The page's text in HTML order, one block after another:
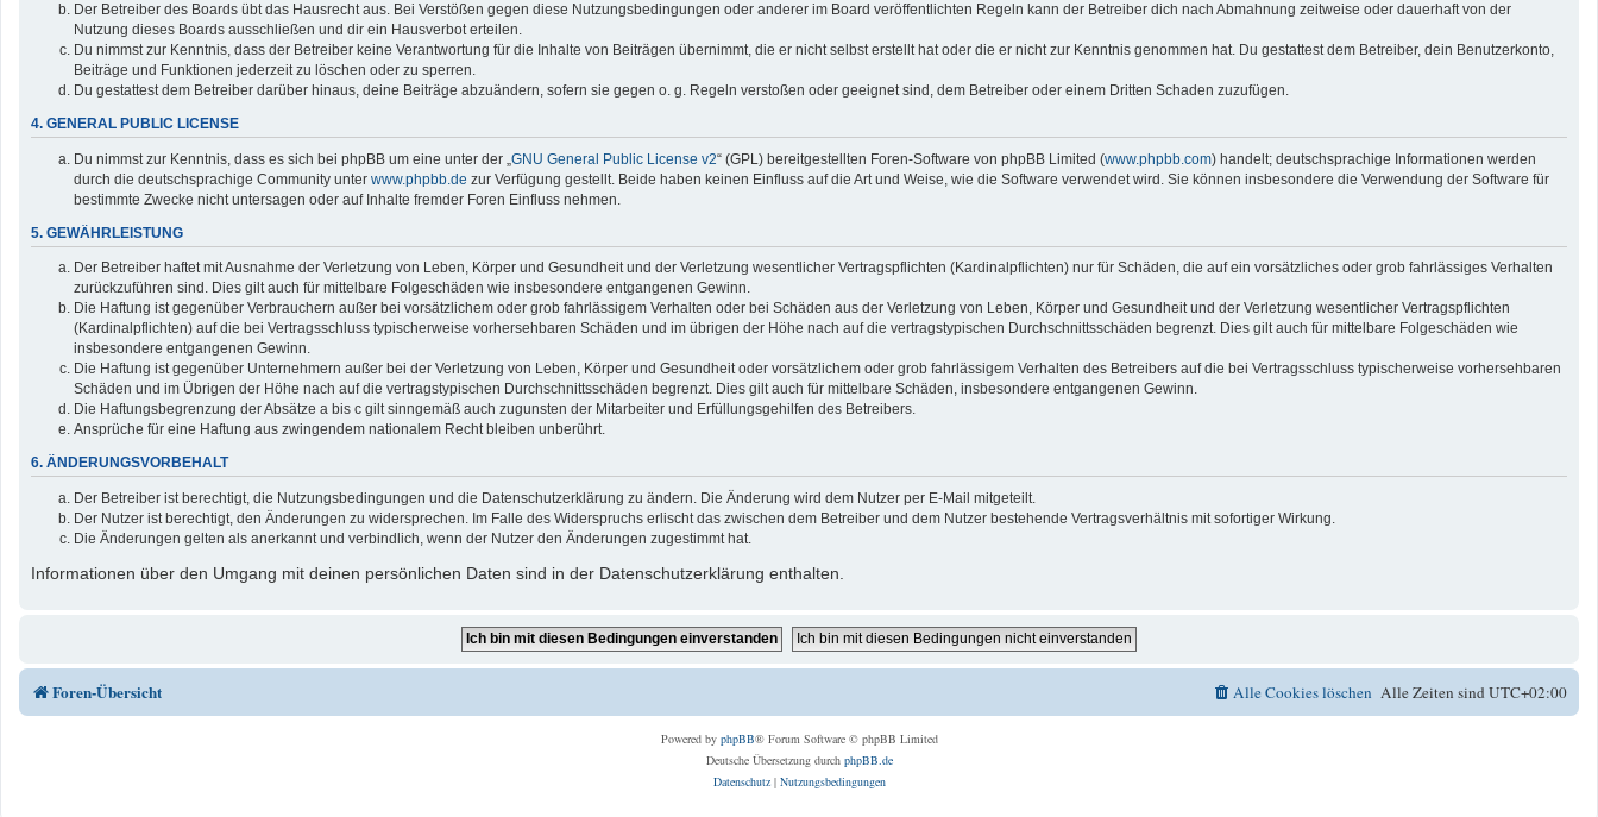
Der Betreiber des Boards übt das Hausrecht aus. Bei Verstößen gegen diese Nutzungsbedingungen oder anderer im Board veröffentlichten Regeln kann der Betreiber dich nach Abmahnung zeitweise oder dauerhaft von der
Nutzung dieses Boards ausschließen und dir ein Hausverbot erteilen.
Du nimmst zur Kenntnis, dass der Betreiber keine Verantwortung für die Inhalte von Beiträgen übernimmt, die er nicht selbst erstellt hat oder die er nicht zur Kenntnis genommen hat. Du gestattest dem Betreiber, dein Benutzerkonto,
Beiträge und Funktionen jederzeit zu löschen oder zu sperren.
Du gestattest dem Betreiber darüber hinaus, deine Beiträge abzuändern, sofern sie gegen o. g. Regeln verstoßen oder geeignet sind, dem Betreiber oder einem Dritten Schaden zuzufügen.
4. GENERAL PUBLIC LICENSE
Du nimmst zur Kenntnis, dass es sich bei phpBB um eine unter der „ GNU General Public License v2“ (GPL) bereitgestellten Foren-Software von phpBB Limited (www.phpbb.com) handelt; deutschsprachige Informationen werden
durch die deutschsprachige Community unter www.phpbb.de zur Verfügung gestellt. Beide haben keinen Einfluss auf die Art und Weise, wie die Software verwendet wird. Sie können insbesondere die Verwendung der Software für
bestimmte Zwecke nicht untersagen oder auf Inhalte fremder Foren Einfluss nehmen.
5. GEWÄHRLEISTUNG
Der Betreiber haftet mit Ausnahme der Verletzung von Leben, Körper und Gesundheit und der Verletzung wesentlicher Vertragspflichten (Kardinalpflichten) nur für Schäden, die auf ein vorsätzliches oder grob fahrlässiges Verhalten
zurückzuführen sind. Dies gilt auch für mittelbare Folgeschäden wie insbesondere entgangenen Gewinn.
Die Haftung ist gegenüber Verbrauchern außer bei vorsätzlichem oder grob fahrlässigem Verhalten oder bei Schäden aus der Verletzung von Leben, Körper und Gesundheit und der Verletzung wesentlicher Vertragspflichten
(Kardinalpflichten) auf die bei Vertragsschluss typischerweise vorhersehbaren Schäden und im übrigen der Höhe nach auf die vertragstypischen Durchschnittsschäden begrenzt. Dies gilt auch für mittelbare Folgeschäden wie
insbesondere entgangenen Gewinn.
Die Haftung ist gegenüber Unternehmern außer bei der Verletzung von Leben, Körper und Gesundheit oder vorsätzlichem oder grob fahrlässigem Verhalten des Betreibers auf die bei Vertragsschluss typischerweise vorhersehbaren
Schäden und im Übrigen der Höhe nach auf die vertragstypischen Durchschnittsschäden begrenzt. Dies gilt auch für mittelbare Schäden, insbesondere entgangenen Gewinn.
Die Haftungsbegrenzung der Absätze a bis c gilt sinngemäß auch zugunsten der Mitarbeiter und Erfüllungsgehilfen des Betreibers.
Ansprüche für eine Haftung aus zwingendem nationalem Recht bleiben unberührt.
6. ÄNDERUNGSVORBEHALT
Der Betreiber ist berechtigt, die Nutzungsbedingungen und die Datenschutzerklärung zu ändern. Die Änderung wird dem Nutzer per E-Mail mitgeteilt.
Der Nutzer ist berechtigt, den Änderungen zu widersprechen. Im Falle des Widerspruchs erlischt das zwischen dem Betreiber und dem Nutzer bestehende Vertragsverhältnis mit sofortiger Wirkung.
Die Änderungen gelten als anerkannt und verbindlich, wenn der Nutzer den Änderungen zugestimmt hat.
Informationen über den Umgang mit deinen persönlichen Daten sind in der Datenschutzerklärung enthalten.
Foren-Übersicht Alle Zeiten sindUTC+02:00
Alle Cookies löschen
Powered by phpBB® Forum Software © phpBB Limited
Deutsche Übersetzung durch phpBB.de
Datenschutz| Nutzungsbedingungen